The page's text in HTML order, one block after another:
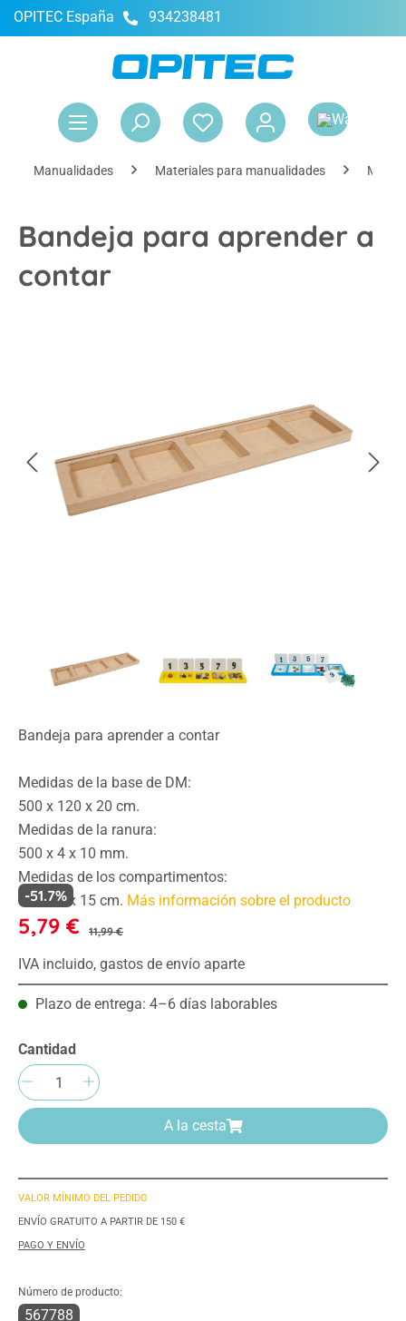
principal
OPITEC España 934238481
Manualidades Materiales para manualidades
Bandeja para aprender a
contar
Bandeja para aprender a contar
Medidas de la base de DM:
500 x 120 x 20 cm.
Medidas de la ranura:
500 x 4 x 10 mm.
Medidas de los compartimentos:
80 x 90 x 15 cm. Más información sobre el producto
5,79 € 11,99 €
-51.7%
IVA incluido, gastos de envío aparte
Plazo de entrega: 4–6 días laborables
Cantidad
Cantidad del producto: introduce la
A la cesta
VALOR MÍNIMO DEL PEDIDO
ENVÍO GRATUITO A PARTIR DE 150 €
PAGO Y ENVÍO
Número de producto:
567788